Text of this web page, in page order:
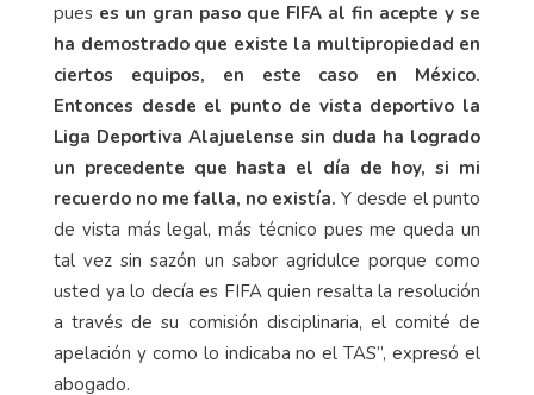
pues es un gran paso que FIFA al fin acepte y se
ha demostrado que existe la multipropiedad en
ciertos equipos, en este caso en México.
Entonces desde el punto de vista deportivo la
Liga Deportiva Alajuelense sin duda ha logrado
un precedente que hasta el día de hoy, si mi
recuerdo no me falla, no existía. Y desde el punto
de vista más legal, más técnico pues me queda un
tal vez sin sazón un sabor agridulce porque como
usted ya lo decía es FIFA quien resalta la resolución
a través de su comisión disciplinaria, el comité de
apelación y como lo indicaba no el TAS”, expresó el
abogado.